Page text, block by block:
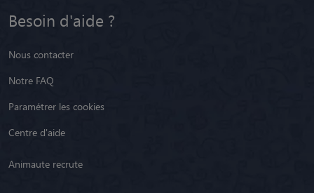
Besoin d'aide ?
Nous contacter
Notre FAQ
Paramétrer les cookies
Centre d'aide
Animaute recrute